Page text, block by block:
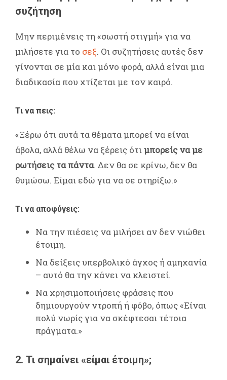
συζήτηση
Μην περιμένεις τη «σωστή στιγμή» για να
μιλήσετε για το σεξ. Οι συζητήσεις αυτές δεν
γίνονται σε μία και μόνο φορά, αλλά είναι μια
διαδικασία που χτίζεται με τον καιρό.
Τι να πεις:
«Ξέρω ότι αυτά τα θέματα μπορεί να είναι
άβολα, αλλά θέλω να ξέρεις ότιμπορείς να με
ρωτήσεις τα πάντα. Δεν θα σε κρίνω, δεν θα
θυμώσω. Είμαι εδώ για να σε στηρίξω.»
Τι να αποφύγεις:
Να την πιέσεις να μιλήσει αν δεν νιώθει
έτοιμη.
Να δείξεις υπερβολικό άγχος ή αμηχανία
– αυτό θα την κάνει να κλειστεί.
Να χρησιμοποιήσεις φράσεις που
δημιουργούν ντροπή ή φόβο, όπως «Είναι
πολύ νωρίς για να σκέφτεσαι τέτοια
πράγματα.»
2. Τι σημαίνει «είμαι έτοιμη»;